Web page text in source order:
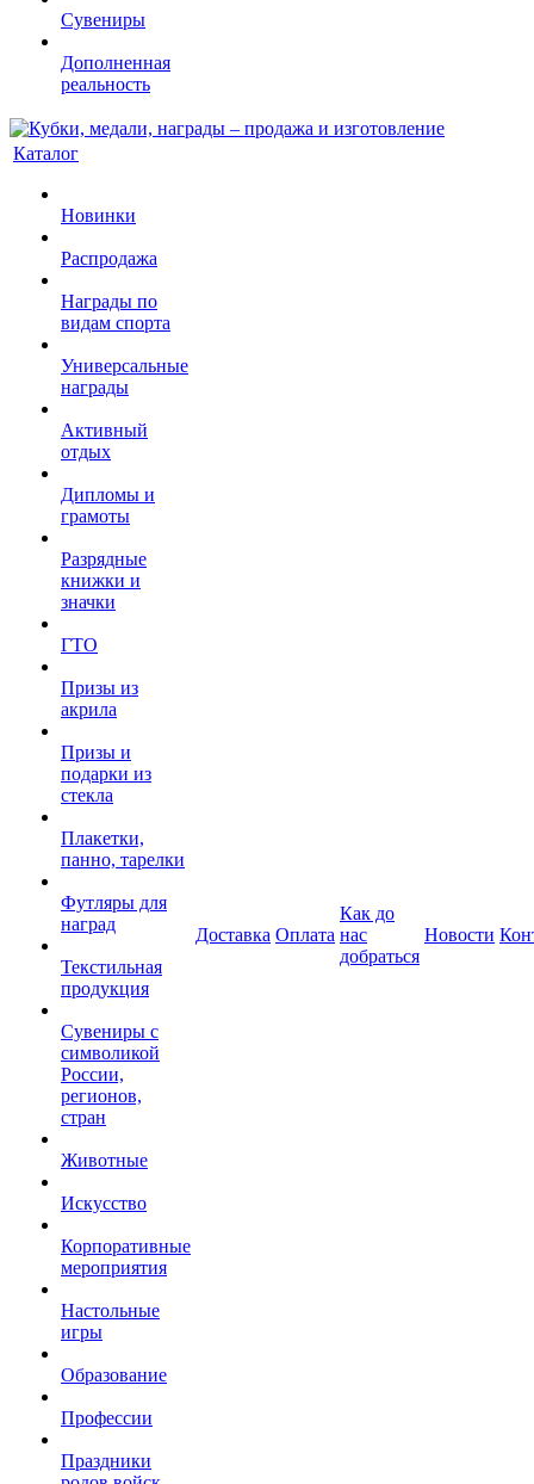
Сувениры
Дополненная
реальность
Каталог
Новинки
Распродажа
Награды по
видам спорта
Универсальные
награды
Активный
отдых
Дипломы и
грамоты
Разрядные
книжки и
значки
ГТО
Призы из
акрила
Призы и
подарки из
стекла
Плакетки,
панно, тарелки
Футляры для
наград
Текстильная
продукция
Сувениры с
символикой
России,
регионов,
стран
Животные
Искусство
Корпоративные
мероприятия
Настольные
игры
Образование
Профессии
Праздники
Доставка Оплата
Как до
нас
добраться
Новости